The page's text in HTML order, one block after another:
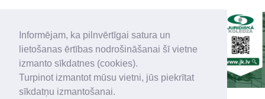
Informējam, ka pilnvērtīgai satura un
lietošanas ērtības nodrošināšanai šī vietne
izmanto sīkdatnes (cookies).
Turpinot izmantot mūsu vietni, jūs piekrītat
sīkdatņu izmantošanai.